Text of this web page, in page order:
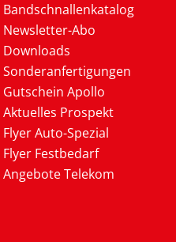
Bandschnallenkatalog
Newsletter-Abo
Downloads
Sonderanfertigungen
Gutschein Apollo
Aktuelles Prospekt
Flyer Auto-Spezial
Flyer Festbedarf
Angebote Telekom